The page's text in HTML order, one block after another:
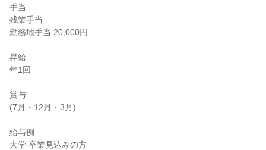
手当
残業手当
勤務地手当 20,000円
昇給
年1回
賞与
(7月・12月・3月)
給与例
大学 卒業見込みの方